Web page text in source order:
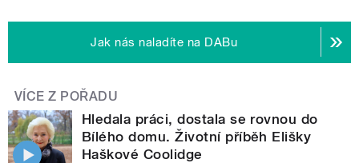
Jak nás naladíte na DABu
VÍCE Z POŘADU
Hledala práci, dostala se rovnou do
Bílého domu. Životní příběh Elišky
Haškové Coolidge